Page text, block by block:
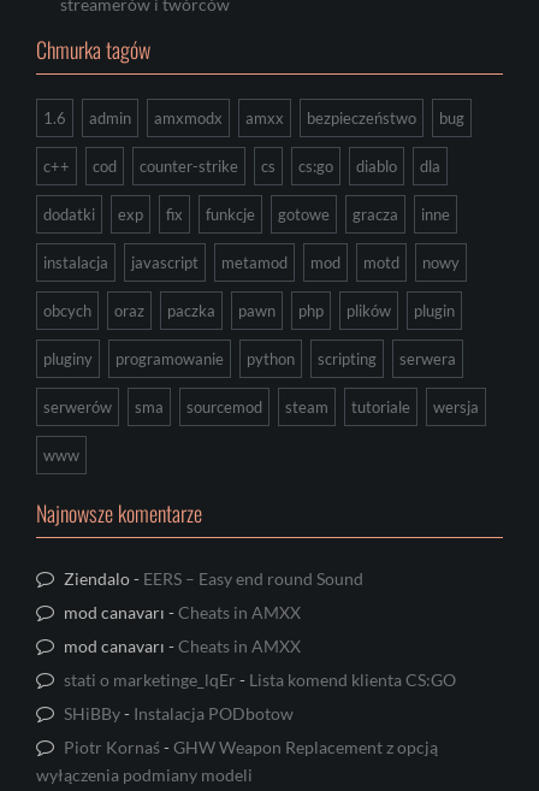
streamerów i twórców
Chmurka tagów
1.6 admin amxmodx amxx bezpieczeństwo bug
c++ cod counter-strike cs cs:go diablo dla
dodatki exp fix funkcje gotowe gracza inne
instalacja javascript metamod mod motd nowy
obcych oraz paczka pawn php plików plugin
pluginy programowanie python scripting serwera
serwerów sma sourcemod steam tutoriale wersja
www
Najnowsze komentarze
Ziendalo- EERS – Easy end round Sound
mod canavarı -Cheats in AMXX
mod canavarı -Cheats in AMXX
stati o marketinge_lqEr - Lista komend klienta CS:GO
SHiBBy- Instalacja PODbotow
Piotr Kornaś-GHW Weapon Replacement z opcją
wyłączenia podmiany modeli